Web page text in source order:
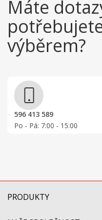
Máte
výběrem?
596 413 589
Po - Pá: 7:00 - 15:00
PRODUKTY